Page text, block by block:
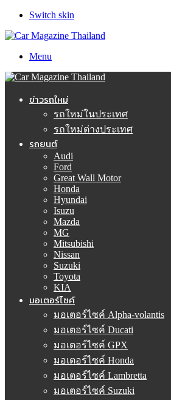
Switch skin
Menu
ข่าวรถใหม่
รถใหม่ในประเทศ
รถใหม่ต่างประเทศ
รถยนต์
Audi
Ford
Great Wall Motor
Honda
Hyundai
Isuzu
Mazda
MG
Mitsubishi
Nissan
Suzuki
Toyota
KIA
มอเตอร์ไซค์
มอเตอร์ไซค์ Alpha-volantis
มอเตอร์ไซค์ Ducati
มอเตอร์ไซค์ GPX
มอเตอร์ไซค์ Honda
มอเตอร์ไซค์ Lambretta
มอเตอร์ไซค์ Suzuki